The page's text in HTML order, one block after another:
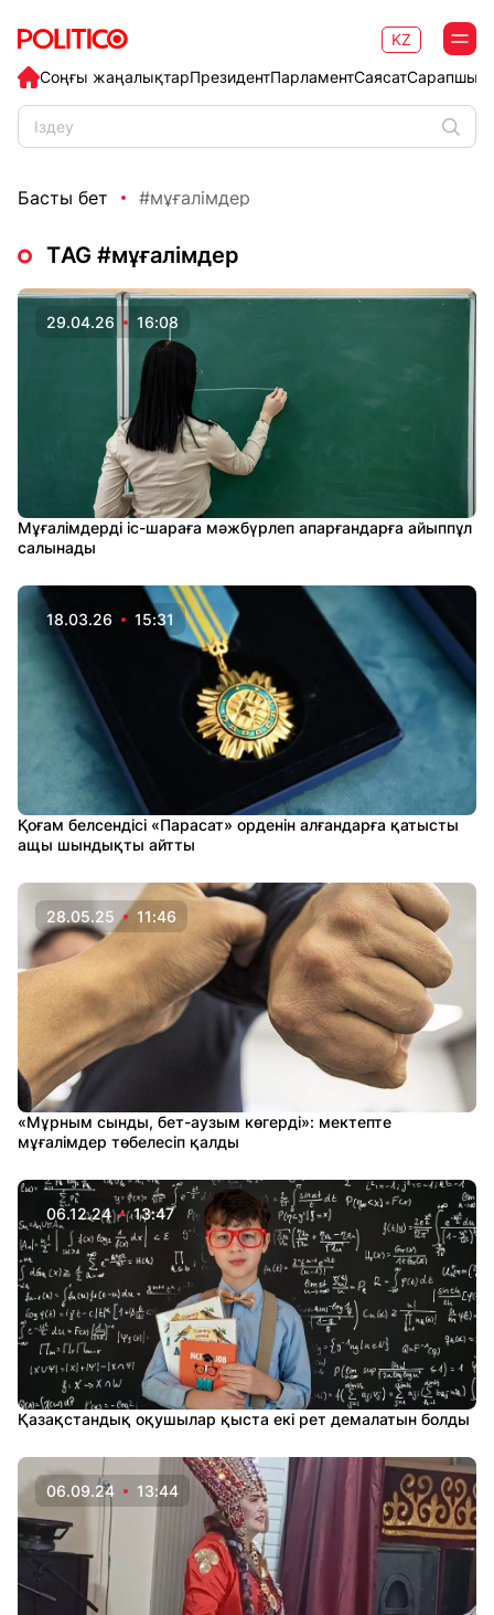
Соңғы жаңалықтарПрезидентПарламентСаясат
KZ
Басты бет #мұғалімдер
ТAG #мұғалімдер
29.04.26 16:08
Мұғалімдерді іс-шараға мәжбүрлеп апарғандарға айыппұл
салынады
18.03.26 15:31
Қоғам белсендісі «Парасат» орденін алғандарға қатысты
ащы шындықты айтты
28.05.25 11:46
«Мұрным сынды, бет-аузым көгерді»: мектепте
мұғалімдер төбелесіп қалды
06.12.24 13:47
Қазақстандық оқушылар қыста екі рет демалатын болды
06.09.24 13:44